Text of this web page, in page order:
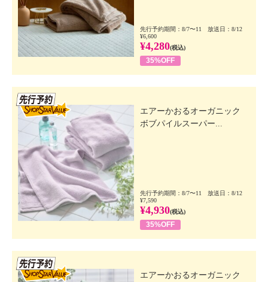
先行予約期間：8/7〜11 放送日：8/12
¥6,600
¥4,280(税込)
35%OFF
エアーかおるオーガニック
ボブパイルスーパー...
先行予約期間：8/7〜11 放送日：8/12
¥7,590
¥4,930(税込)
35%OFF
エアーかおるオーガニック